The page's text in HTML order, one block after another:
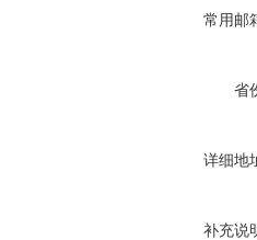
常用邮
省
详细地
补充说